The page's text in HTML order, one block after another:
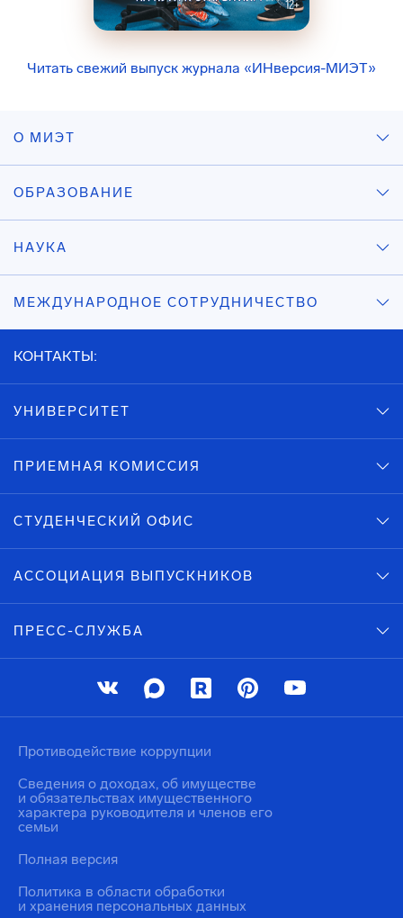
Читать свежий выпуск журнала «ИНверсия-МИЭТ»
О МИЭТ
ОБРАЗОВАНИЕ
НАУКА
МЕЖДУНАРОДНОЕ СОТРУДНИЧЕСТВО
КОНТАКТЫ:
УНИВЕРСИТЕТ
ПРИЕМНАЯ КОМИССИЯ
СТУДЕНЧЕСКИЙ ОФИС
АССОЦИАЦИЯ ВЫПУСКНИКОВ
ПРЕСС-СЛУЖБА
Политика в области обработки
и хранения персональных данных
Противодействие коррупции
Сведения о доходах, об имуществе
и обязательствах имущественного
характера руководителя и членов его
семьи
Полная версия